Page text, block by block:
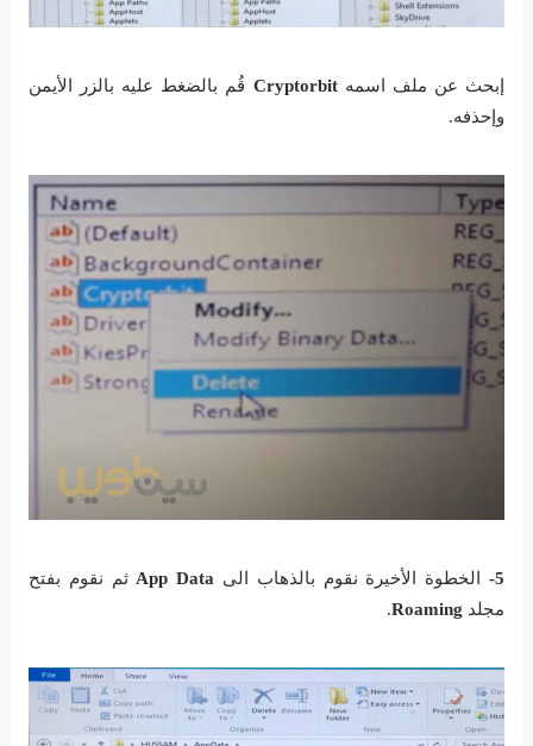
إبحث عن ملف اسمهCryptorbit قُم بالضغط عليه بالزر الأيمن
وإحذفه.
5- الخطوة الأخيرة نقوم بالذهاب الى App Dataثم نقوم بفتح
مجلد Roaming
.